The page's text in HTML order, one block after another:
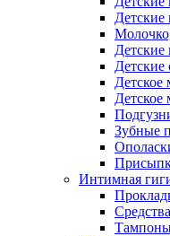
Детские
Детские
Детское
Детское
Зубные
Интимная